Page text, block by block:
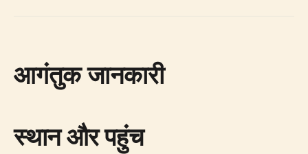
आगंतुक जानकारी
स्थान और पहुंच